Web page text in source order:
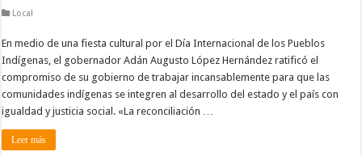
Local
En medio de una fiesta cultural por el Día Internacional de los Pueblos
Indígenas, el gobernador Adán Augusto López Hernández ratificó el
compromiso de su gobierno de trabajar incansablemente para que las
comunidades indígenas se integren al desarrollo del estado y el país con
igualdad y justicia social. «La reconciliación …
Leer más